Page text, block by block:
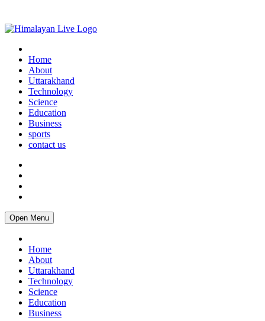
Home
About
Uttarakhand
Technology
Science
Education
Business
sports
contact us
Open Menu
Home
About
Uttarakhand
Technology
Science
Education
Business